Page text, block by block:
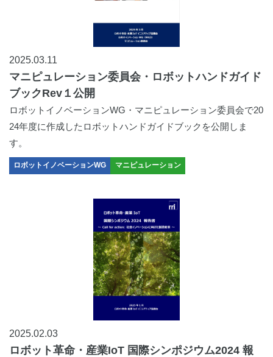
2025.03.11
マニピュレーション委員会・ロボットハンドガイド
ブックRev１公開
ロボットイノベーションWG・マニピュレーション委員会で20
24年度に作成したロボットハンドガイドブックを公開しま
す。
ロボットイノベーションWG マニピュレーション
2025.02.03
ロボット革命・産業IoT 国際シンポジウム2024 報